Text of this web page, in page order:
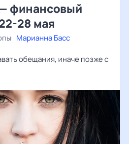
финансовый
28 мая
Марианна Басс
обещания, иначе позже с